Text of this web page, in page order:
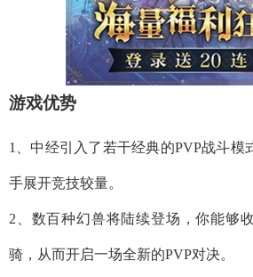
游戏优势
1、中经引入了若干经典的PVP战斗模
手展开竞技较量。
2、数百种幻兽将陆续登场，你能够
骑，从而开启一场全新的PVP对决。